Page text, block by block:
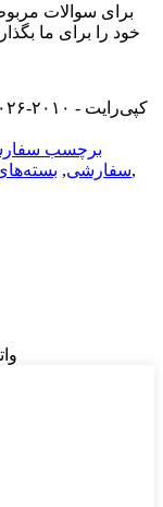
برای سوالات
© کپی‌رایت - ۲۰۱۰-۲۰۲۶: تمامی حقوق محفوظ است.
برچسب
سفارشی,
,